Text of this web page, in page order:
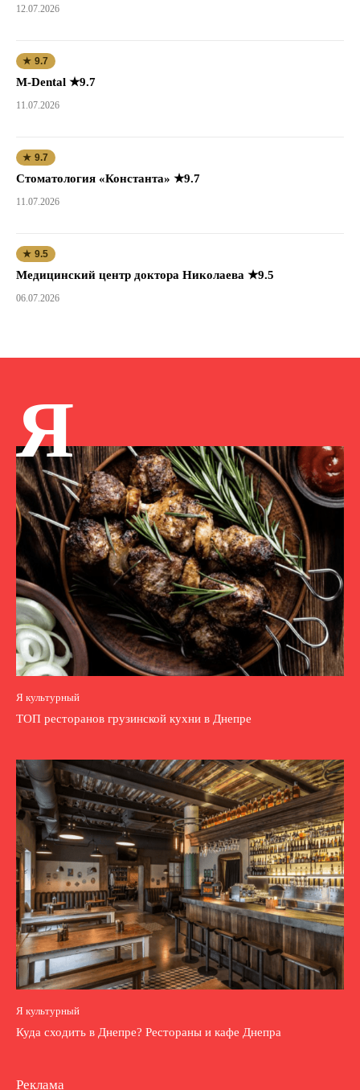
12.07.2026
★ 9.7
M-Dental ★9.7
11.07.2026
★ 9.7
Стоматология «Константа» ★9.7
11.07.2026
★ 9.5
Медицинский центр доктора Николаева ★9.5
06.07.2026
Я
Я культурный
ТОП ресторанов грузинской кухни в Днепре
Я культурный
Куда сходить в Днепре? Рестораны и кафе Днепра
Реклама